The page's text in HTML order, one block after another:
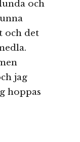
och
och det
jag
hoppas